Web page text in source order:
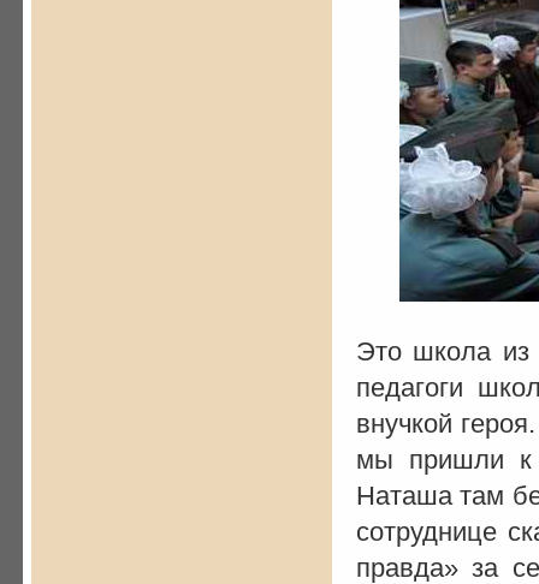
Это школа из
педагоги
внучкой
мы пришли к
Наташа там
сотруднице
правда» за